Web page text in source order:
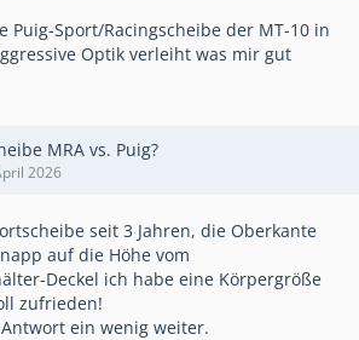
Puig-Sport/Racingscheibe der MT-10 in
Optik verleiht was mir gut
MRA vs. Puig?
2026
seit 3 Jahren, die Oberkante
auf die Höhe vom
Deckel ich habe eine Körpergröße
zufrieden!
ein wenig weiter.